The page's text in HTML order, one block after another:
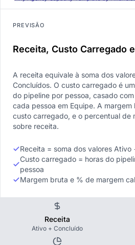
PREVISÃO
Receita, Custo Carregado
A receita equivale à soma dos
Concluídos. O custo carregado é
do pipeline por pessoa, casado
cada pessoa em Equipe. A
custo carregado, e o percentual de
sobre receita.
Receita = soma dos valores Ativo
Custo carregado = horas do
pessoa
Margem bruta e % de margem
Receita
Ativo + Concluído